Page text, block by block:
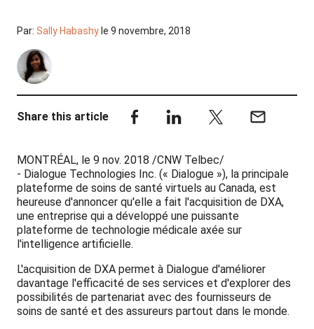
Par: Sally Habashy le 9 novembre, 2018
Share this article
MONTRÉAL, le 9 nov. 2018 /CNW Telbec/
- Dialogue Technologies Inc. (« Dialogue »), la principale
plateforme de soins de santé virtuels au Canada, est
heureuse d'annoncer qu'elle a fait l'acquisition de DXA,
une entreprise qui a développé une puissante
plateforme de technologie médicale axée sur
l'intelligence artificielle.
L'acquisition de DXA permet à Dialogue d'améliorer
davantage l'efficacité de ses services et d'explorer des
possibilités de partenariat avec des fournisseurs de
soins de santé et des assureurs partout dans le monde.